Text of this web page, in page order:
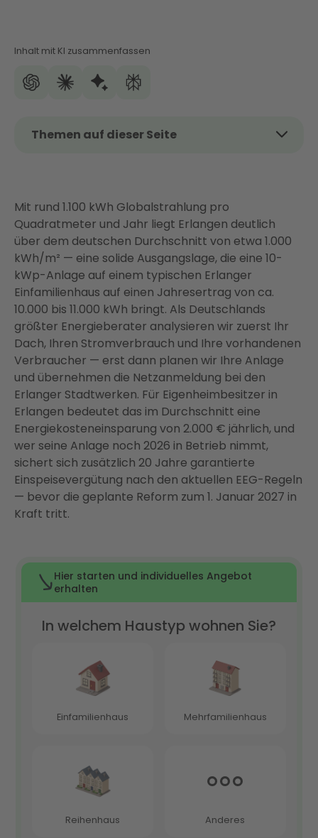
Inhalt mit KI zusammenfassen
Themen auf dieser Seite
und Dacheignung
Was kostet eine PV-Anlage in Erlangen? Aktuelle
Preise und Beispielrechnung
Förderung, Steuervorteil und Einspeisevergütung
2026
Eigenverbrauch maximieren: PV als vernetztes
Energiesystem
Der Weg zu Ihrer PV-Anlage in Erlangen – Schritt für
Schritt
Warum Enter der richtige Partner für Ihre PV-
Anlage in Erlangen ist
Fazit: Photovoltaik in Erlangen lohnt sich — jetzt
handeln
FAQ
Mit rund 1.100 kWh Globalstrahlung pro
Quadratmeter und Jahr liegt Erlangen deutlich
über dem deutschen Durchschnitt von etwa 1.000
kWh/m² — eine solide Ausgangslage, die eine 10-
kWp-Anlage auf einem typischen Erlanger
Einfamilienhaus auf einen Jahresertrag von ca.
10.000 bis 11.000 kWh bringt. Als Deutschlands
größter Energieberater analysieren wir zuerst Ihr
Dach, Ihren Stromverbrauch und Ihre vorhandenen
Verbraucher — erst dann planen wir Ihre Anlage
und übernehmen die Netzanmeldung bei den
Erlanger Stadtwerken. Für Eigenheimbesitzer in
Erlangen bedeutet das im Durchschnitt eine
Energiekosteneinsparung von 2.000 € jährlich, und
wer seine Anlage noch 2026 in Betrieb nimmt,
sichert sich zusätzlich 20 Jahre garantierte
Einspeisevergütung nach den aktuellen EEG-Regeln
— bevor die geplante Reform zum 1. Januar 2027 in
Kraft tritt.